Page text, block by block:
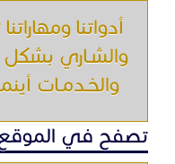
أدواتنا
والشـاري بشكل
والخـدمـات
تصفح في الموقع